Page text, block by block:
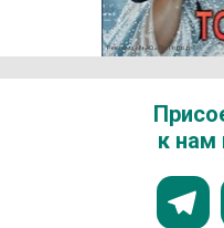
к нам
Реклама 18+ АО «ЛитГород»